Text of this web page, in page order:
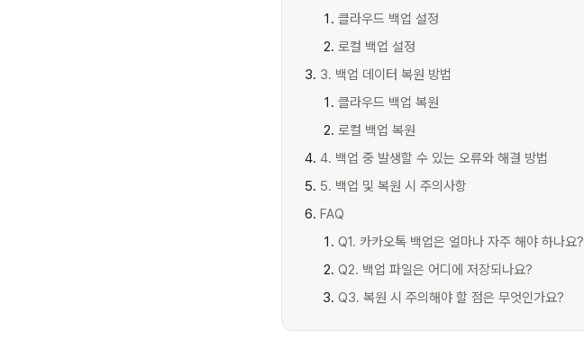
클라우드 백업 설정
로컬 백업 설정
3. 백업 데이터 복원 방법
클라우드 백업 복원
로컬 백업 복원
4. 백업 중 발생할 수 있는 오류와 해결 방법
5. 백업 및 복원 시 주의사항
FAQ
Q1. 카카오톡 백업은 얼마나 자주 해야 하나요?
Q2. 백업 파일은 어디에 저장되나요?
Q3. 복원 시 주의해야 할 점은 무엇인가요?